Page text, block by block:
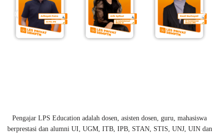
Pengajar LPS Education adalah dosen, asisten dosen, guru, mahasiswa
berprestasi dan alumni UI, UGM, ITB, IPB, STAN, STIS, UNJ, UIN dan